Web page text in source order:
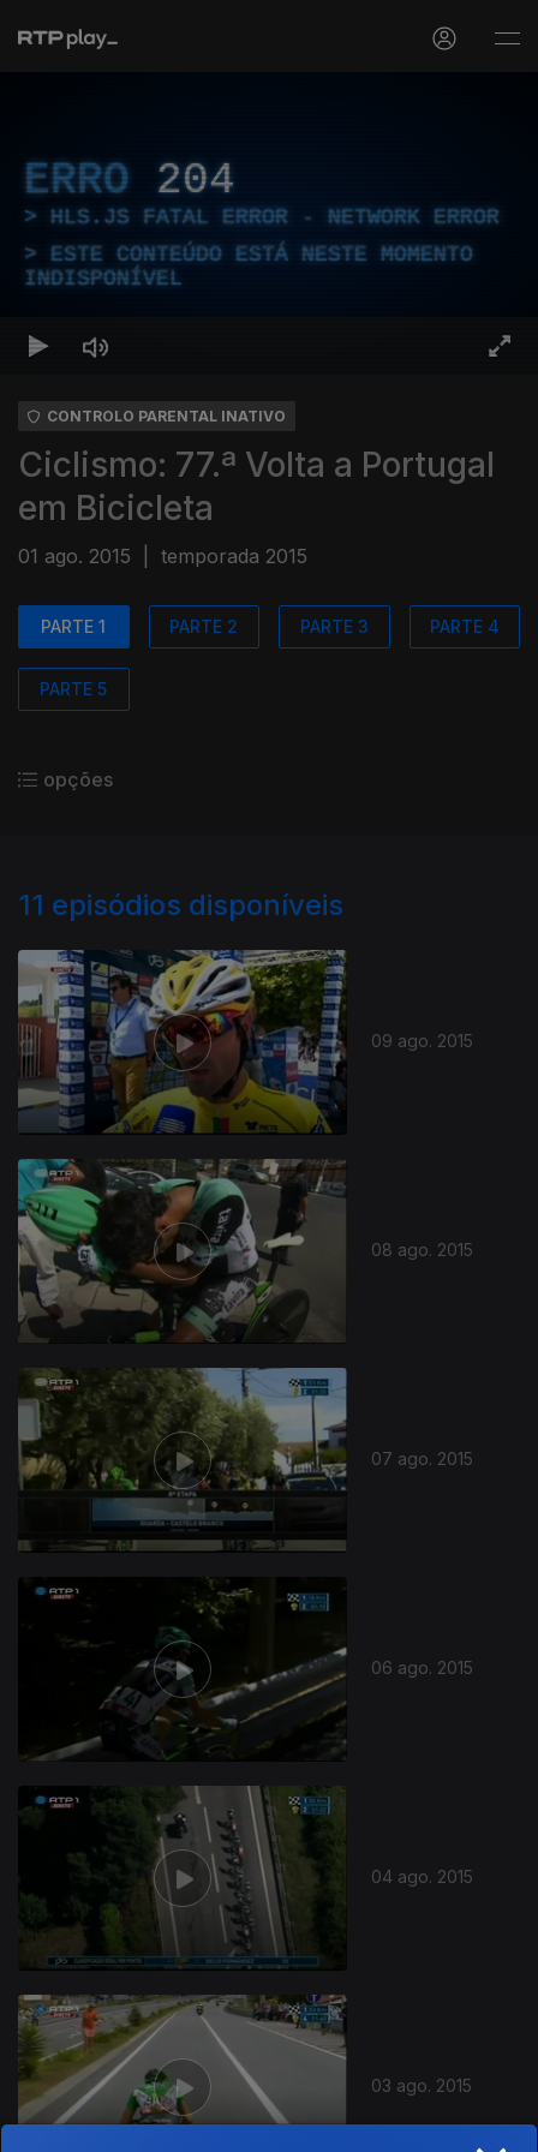
ERRO 204
HLS.JS FATAL ERROR - NETWORK ERROR
ESTE CONTEÚDO ESTÁ NESTE MOMENTO
INDISPONÍVEL
CONTROLO PARENTAL INATIVO
Ciclismo: 77.ª Volta a Portugal
em Bicicleta
01 ago. 2015 temporada 2015
PARTE 1 PARTE 2 PARTE 3 PARTE 4
PARTE 5
opções
11 episódios disponíveis
09 ago. 2015
08 ago. 2015
07 ago. 2015
06 ago. 2015
04 ago. 2015
03 ago. 2015